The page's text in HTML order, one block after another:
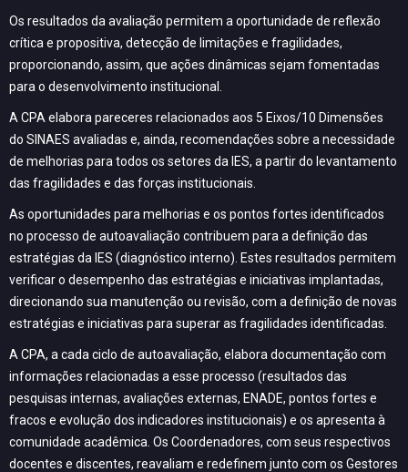
Os resultados da avaliação permitem a oportunidade de reflexão
crítica e propositiva, detecção de limitações e fragilidades,
proporcionando, assim, que ações dinâmicas sejam fomentadas
para o desenvolvimento institucional.
A CPA elabora pareceres relacionados aos 5 Eixos/10 Dimensões
do SINAES avaliadas e, ainda, recomendações sobre a necessidade
de melhorias para todos os setores da IES, a partir do levantamento
das fragilidades e das forças institucionais.
As oportunidades para melhorias e os pontos fortes identificados
no processo de autoavaliação contribuem para a definição das
estratégias da IES (diagnóstico interno). Estes resultados permitem
verificar o desempenho das estratégias e iniciativas implantadas,
direcionando sua manutenção ou revisão, com a definição de novas
estratégias e iniciativas para superar as fragilidades identificadas.
A CPA, a cada ciclo de autoavaliação, elabora documentação com
informações relacionadas a esse processo (resultados das
pesquisas internas, avaliações externas, ENADE, pontos fortes e
fracos e evolução dos indicadores institucionais) e os apresenta à
comunidade acadêmica. Os Coordenadores, com seus respectivos
docentes e discentes, reavaliam e redefinem junto com os Gestores